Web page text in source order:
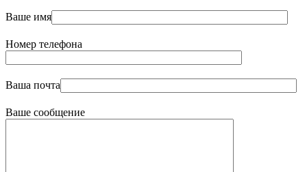
Ваше имя
Номер телефона
Ваша почта
Ваше сообщение